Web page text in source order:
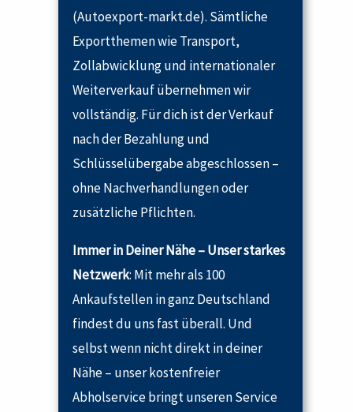
(Autoexport-markt.de). Sämtliche
Exportthemen wie Transport,
Zollabwicklung und internationaler
Weiterverkauf übernehmen wir
vollständig. Für dich ist der Verkauf
nach der Bezahlung und
Schlüsselübergabe abgeschlossen –
ohne Nachverhandlungen oder
zusätzliche Pflichten.
Immer in Deiner Nähe – Unser starkes
Netzwerk: Mit mehr als 100
Ankaufstellen in ganz Deutschland
findest du uns fast überall. Und
selbst wenn nicht direkt in deiner
Nähe – unser kostenfreier
Abholservice bringt unseren Service